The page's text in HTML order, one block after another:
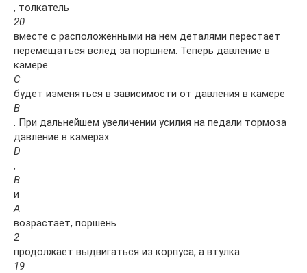
, толкатель
20
вместе с расположенными на нем деталями перестает
перемещаться вслед за поршнем. Теперь давление в
камере
С
будет изменяться в зависимости от давления в камере
В
. При дальнейшем увеличении усилия на педали тормоза
давление в камерах
D
,
В
и
А
возрастает, поршень
2
продолжает выдвигаться из корпуса, а втулка
19